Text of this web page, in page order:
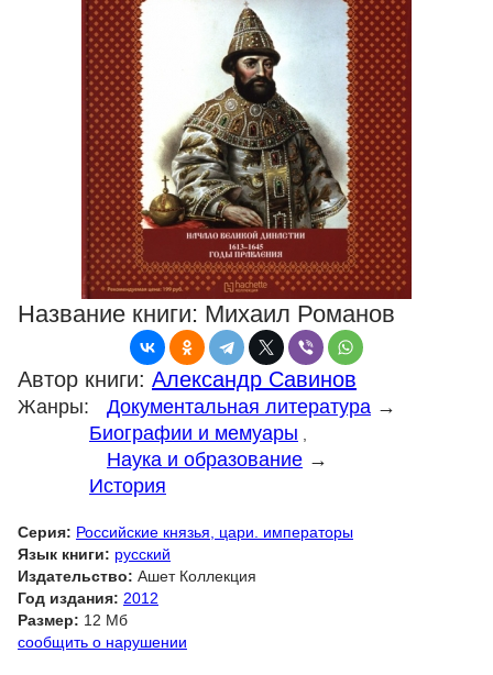
Название книги: Михаил Романов
Автор книги: Александр Савинов
Жанры: Документальная литература →
Биографии и мемуары
Наука и образование →
История
Серия: Российские князья, цари. императоры
Язык книги: русский
Издательство: Ашет Коллекция
Год издания: 2012
Размер: 12 Мб
сообщить о нарушении